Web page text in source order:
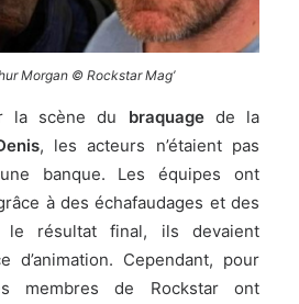
Morgan © Rockstar Mag’
la scène du braquagede la
, les acteurs n’étaient pas
banque. Les équipes ont
à des échafaudages et des
le résultat final, ils devaient
d’animation. Cependant, pour
membres de Rockstar ont